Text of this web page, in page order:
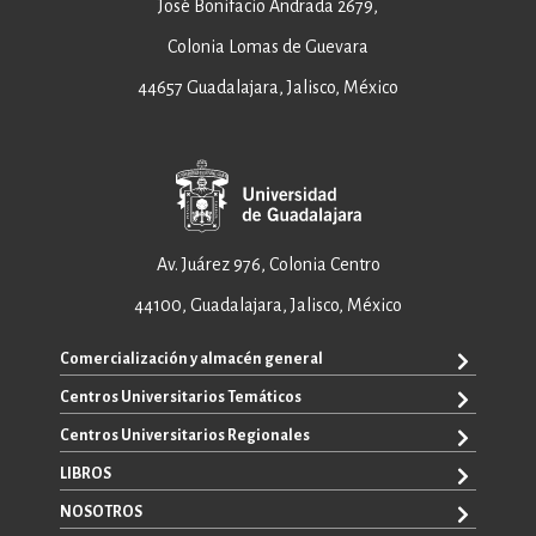
José Bonifacio Andrada 2679,
Colonia Lomas de Guevara
44657 Guadalajara, Jalisco, México
Av. Juárez 976, Colonia Centro
44100, Guadalajara, Jalisco, México
Comercialización y almacén general
ventas@editorial.udg.mx
WhatsApp: +52 33 1433 6869
Centros Universitarios Temáticos
CUAAD
CUCEA
CUCBA
Centros Universitarios Regionales
CUAAD
CUCBA
LIBROS
TODOS LOS LIBROS
NOSOTROS